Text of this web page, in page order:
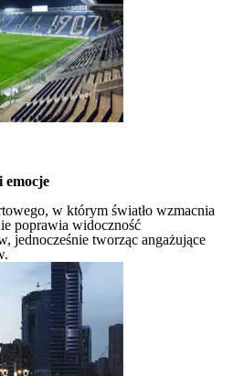
emocje
w którym światło wzmacnia
poprawia widoczność
jednocześnie tworząc angażujące